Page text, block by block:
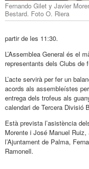
Fernando Gilet y Javier
Bestard. Foto O. Riera
partir de les 11:30.
L’Assemblea General és el
representants dels Clubs
L’acte servirà per fer un
acords als assembleístes
entrega dels trofeus als
calendari de Tercera Divisió
Està prevista l’asistència
Morente i José Manuel
l’Ajuntament de Palma,
Ramonell.